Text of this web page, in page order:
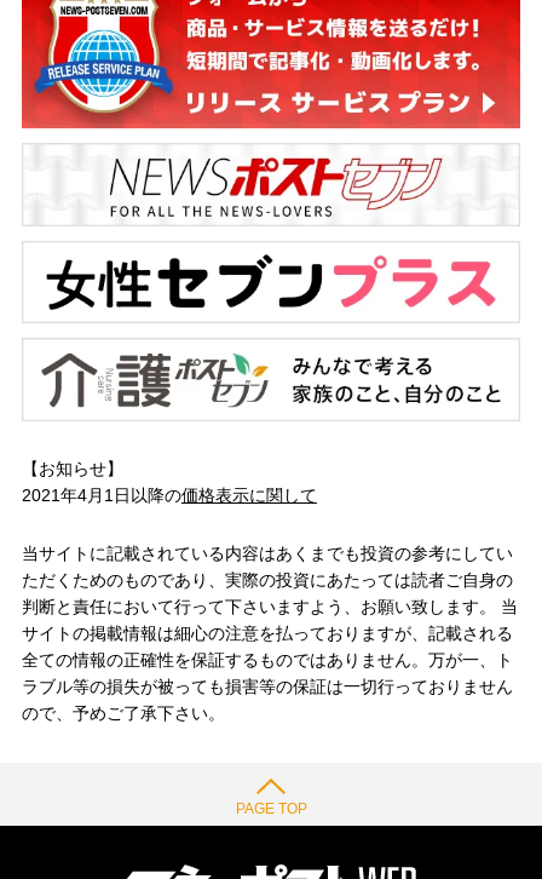
【お知らせ】
2021年4月1日以降の価格表示に関して
当サイトに記載されている内容はあくまでも投資の参考にしてい
ただくためのものであり、実際の投資にあたっては読者ご自身の
判断と責任において行って下さいますよう、お願い致します。 当
サイトの掲載情報は細心の注意を払っておりますが、記載される
全ての情報の正確性を保証するものではありません。万が一、ト
ラブル等の損失が被っても損害等の保証は一切行っておりません
ので、予めご了承下さい。
PAGE TOP